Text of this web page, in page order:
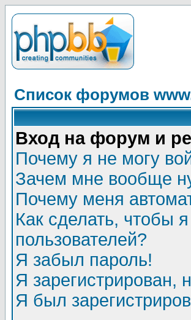
Список форумов
Вход на форум и
Почему я не могу
Зачем мне вообще
Почему меня
Как сделать, чтобы
пользователей?
Я забыл пароль!
Я зарегистрирован,
Я был